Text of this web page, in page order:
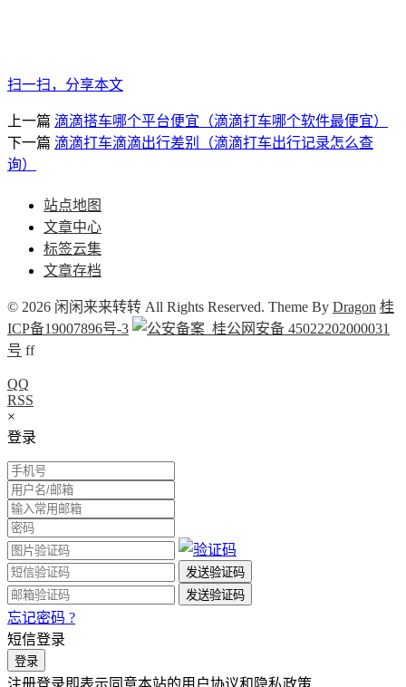
扫一扫，分享本文
上一篇 滴滴搭车哪个平台便宜（滴滴打车哪个软件最便宜）
下一篇 滴滴打车滴滴出行差别（滴滴打车出行记录怎么查
询）
站点地图
文章中心
标签云集
文章存档
© 2026 闲闲来来转转 All Rights Reserved. Theme By Dragon 桂
ICP备19007896号-3
桂公网安备 45022202000031
号 ff
QQ
RSS
×
登录
忘记密码 ?
短信登录
注册登录即表示同意本站的用户协议和隐私政策